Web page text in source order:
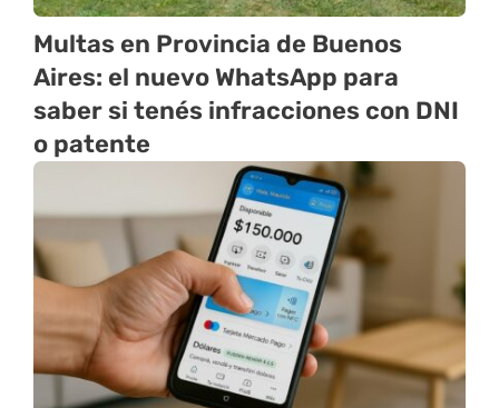
Multas en Provincia de Buenos
Aires: el nuevo WhatsApp para
saber si tenés infracciones con DNI
o patente